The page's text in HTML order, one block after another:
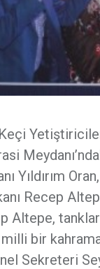
Recep
Altepe,
bir
Sekreteri